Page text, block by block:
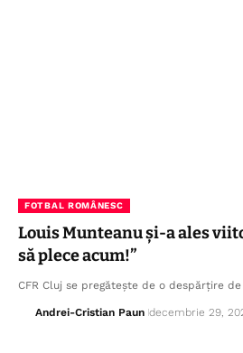
FOTBAL ROMÂNESC
Louis Munteanu și-a ales
să plece acum!”
CFR Cluj se pregătește de o despărțire
Andrei-Cristian Paun decembrie 29,